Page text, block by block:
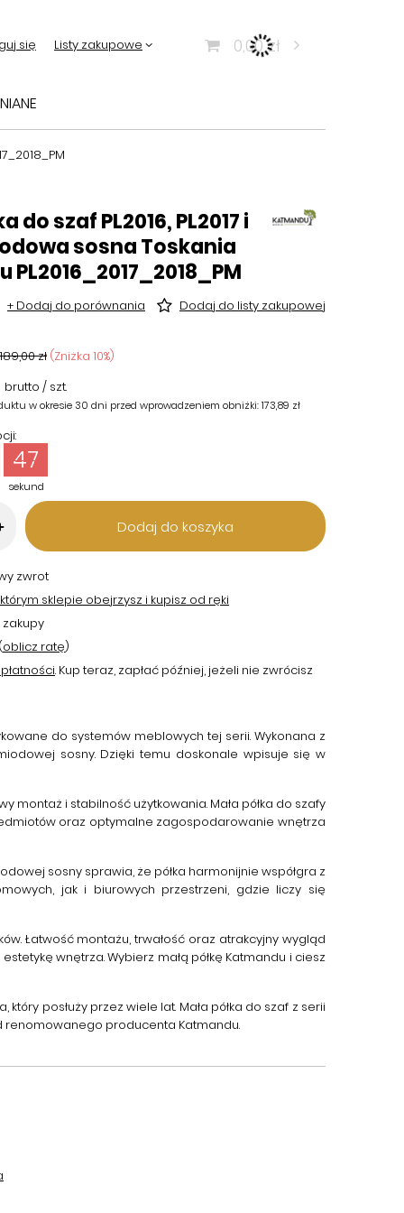
się Listy zakupowe 0,00 zł
do szaf PL2016, PL2017 i
sosna Toskania
+ Dodaj do porównania Dodaj do listy zakupowej
189,00 zł (Zniżka 10%)
brutto / szt.
w okresie 30 dni przed wprowadzeniem obniżki:173,89 zł
sekund
46
Dodaj do koszyka
zwrot
sklepie obejrzysz i kupisz od ręki
oblicz ratę)
. Kup teraz, zapłać później, jeżeli nie zwrócisz
do systemów meblowych tej serii. Wykonana z
sosny. Dzięki temu doskonale wpisuje się w
montaż i stabilność użytkowania. Mała półka do szafy
oraz optymalne zagospodarowanie wnętrza
sosny sprawia, że półka harmonijnie współgra z
jak i biurowych przestrzeni, gdzie liczy się
Łatwość montażu, trwałość oraz atrakcyjny wygląd
wnętrza. Wybierz małą półkę Katmandu i ciesz
posłuży przez wiele lat. Mała półka do szaf z serii
renomowanego producenta Katmandu.